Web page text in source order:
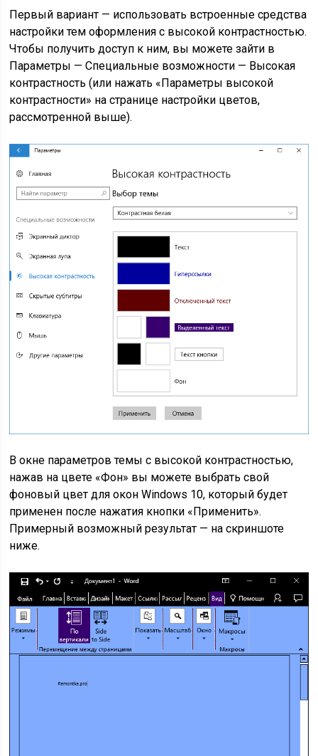
Первый вариант — использовать встроенные средства
настройки тем оформления с высокой контрастностью.
Чтобы получить доступ к ним, вы можете зайти в
Параметры — Специальные возможности — Высокая
контрастность (или нажать «Параметры высокой
контрастности» на странице настройки цветов,
рассмотренной выше).
В окне параметров темы с высокой контрастностью,
нажав на цвете «Фон» вы можете выбрать свой
фоновый цвет для окон Windows 10, который будет
применен после нажатия кнопки «Применить».
Примерный возможный результат — на скриншоте
ниже.